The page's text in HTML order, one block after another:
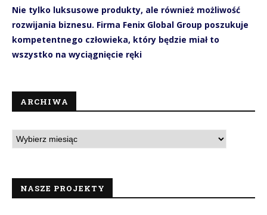
Nie tylko luksusowe produkty, ale również możliwość
rozwijania biznesu. Firma Fenix Global Group poszukuje
kompetentnego człowieka, który będzie miał to
wszystko na wyciągnięcie ręki
ARCHIWA
NASZE PROJEKTY